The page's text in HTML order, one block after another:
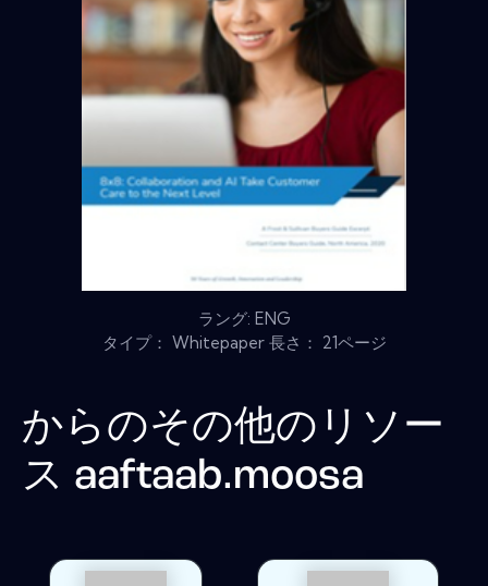
ラング: ENG
タイプ： Whitepaper 長さ： 21ページ
からのその他のリソー
ス aaftaab.moosa